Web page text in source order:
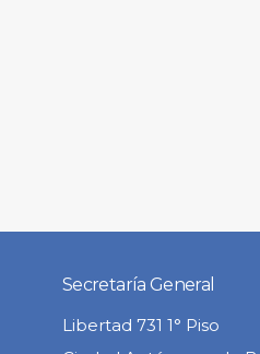
Secretaría General
Libertad 731 1° Piso